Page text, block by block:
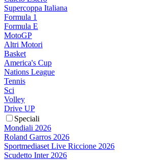
Supercoppa Italiana
Formula 1
Formula E
MotoGP
Altri Motori
Basket
America's Cup
Nations League
Tennis
Sci
Volley
Drive UP
Speciali
Mondiali 2026
Roland Garros 2026
Sportmediaset Live Riccione 2026
Scudetto Inter 2026